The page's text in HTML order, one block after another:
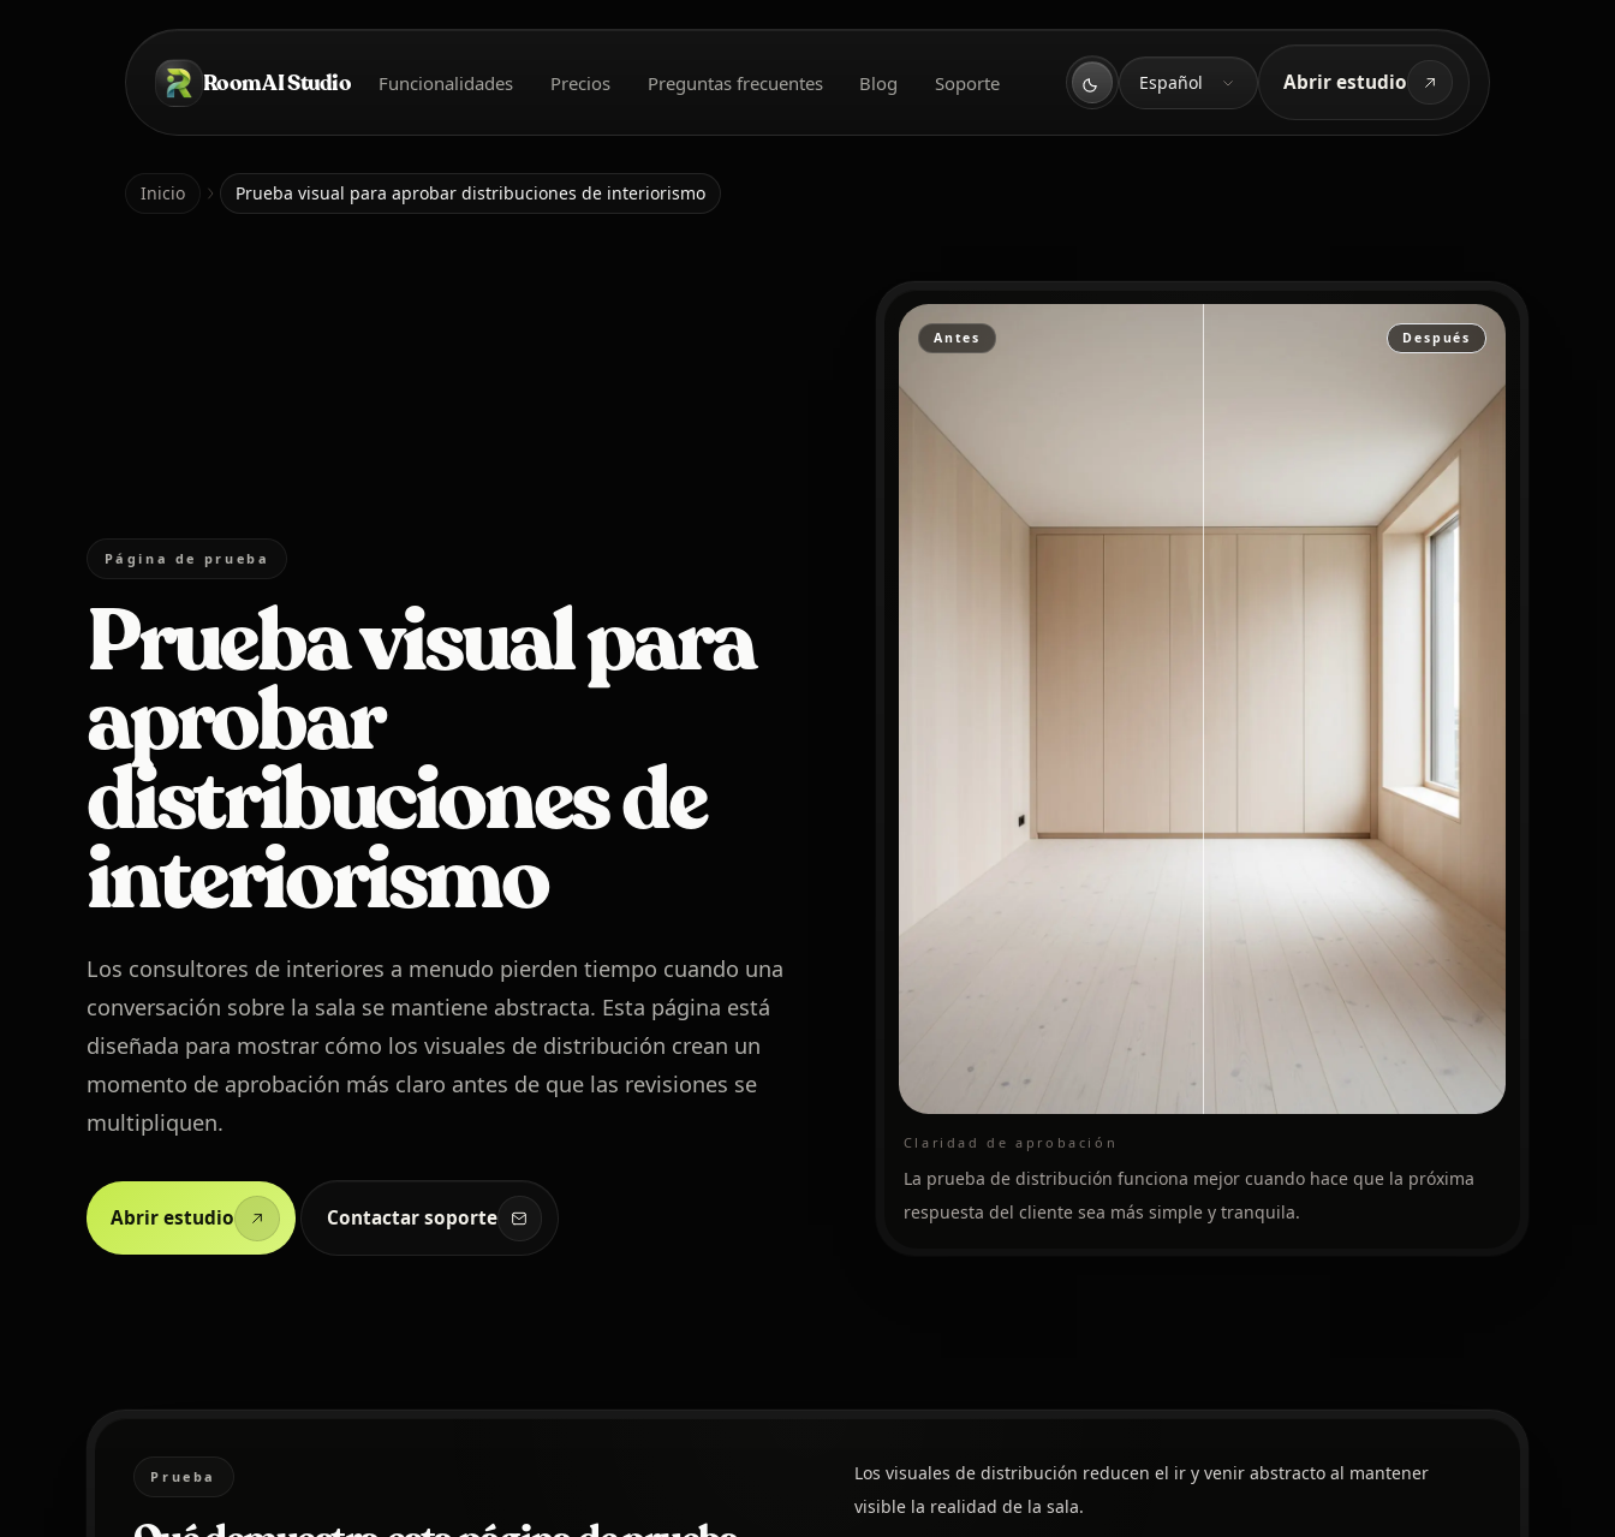
Room AI Studio
Inicio Funcionalidades Precios Preguntas frecuentes Blog Soporte Idioma
Español Abrir estudio
Inicio Prueba visual para aprobar distribuciones de interiorismo
Página de prueba
Prueba visual para
aprobar
distribuciones de
interiorismo
Los consultores de interiores a menudo pierden tiempo cuando una
conversación sobre la sala se mantiene abstracta. Esta página está
diseñada para mostrar cómo los visuales de distribución crean un
momento de aprobación más claro antes de que las revisiones se
multipliquen.
Abrir estudio Contactar soporte
Antes Después
Claridad de aprobación
La prueba de distribución funciona mejor cuando hace que la próxima
respuesta del cliente sea más simple y tranquila.
Prueba
Los visuales de distribución reducen el ir y venir abstracto al mantener
visible la realidad de la sala.